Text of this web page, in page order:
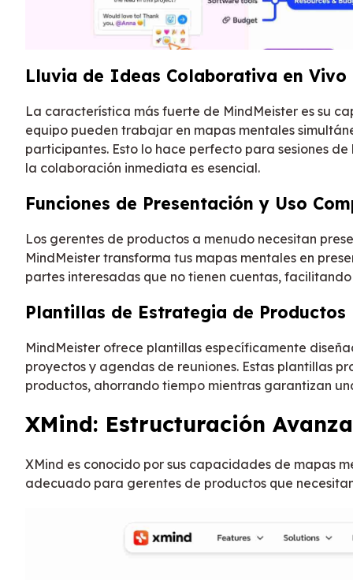
Lluvia de Ideas Colaborativa en Vivo
La característica más fuerte de MindMeister es su
equipo pueden trabajar en mapas mentales
participantes. Esto lo hace perfecto para sesiones
la colaboración inmediata es esencial.
Funciones de Presentación y Uso
Los gerentes de productos a menudo necesitan
MindMeister transforma tus mapas mentales en
partes interesadas que no tienen cuentas,
Plantillas de Estrategia de Productos
MindMeister ofrece plantillas específicamente
proyectos y agendas de reuniones. Estas plantillas
productos, ahorrando tiempo mientras garantizan
XMind: Estructuración
XMind es conocido por sus capacidades de mapas
adecuado para gerentes de productos que